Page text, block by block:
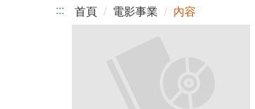
::: 首頁 電影事業 內容